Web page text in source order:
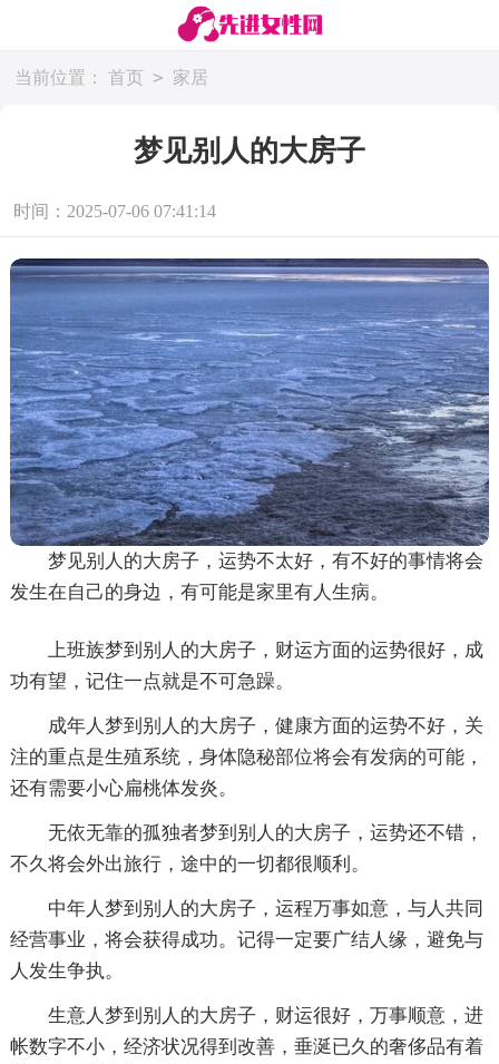
当前位置： 首页 > 家居
梦见别人的大房子
时间：2025-07-06 07:41:14
梦见别人的大房子，运势不太好，有不好的事情将会
发生在自己的身边，有可能是家里有人生病。
上班族梦到别人的大房子，财运方面的运势很好，成
功有望，记住一点就是不可急躁。
成年人梦到别人的大房子，健康方面的运势不好，关
注的重点是生殖系统，身体隐秘部位将会有发病的可能，
还有需要小心扁桃体发炎。
无依无靠的孤独者梦到别人的大房子，运势还不错，
不久将会外出旅行，途中的一切都很顺利。
中年人梦到别人的大房子，运程万事如意，与人共同
经营事业，将会获得成功。记得一定要广结人缘，避免与
人发生争执。
生意人梦到别人的大房子，财运很好，万事顺意，进
帐数字不小，经济状况得到改善，垂涎已久的奢侈品有着